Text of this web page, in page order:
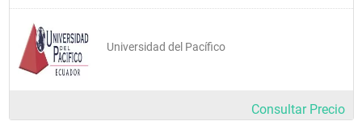
Universidad del Pacífico
Consultar Precio